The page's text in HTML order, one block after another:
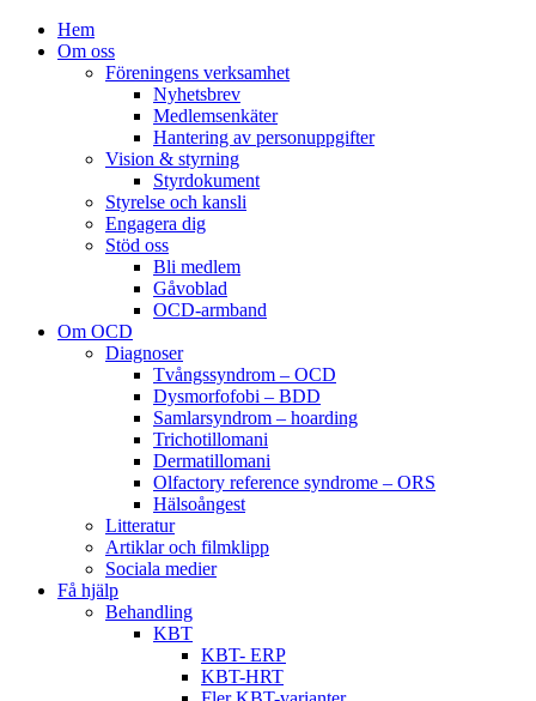
Hem
Om oss
Föreningens verksamhet
Nyhetsbrev
Medlemsenkäter
Hantering av personuppgifter
Vision & styrning
Styrdokument
Styrelse och kansli
Engagera dig
Stöd oss
Bli medlem
Gåvoblad
OCD-armband
Om OCD
Diagnoser
Tvångssyndrom – OCD
Dysmorfofobi – BDD
Samlarsyndrom – hoarding
Trichotillomani
Dermatillomani
Olfactory reference syndrome – ORS
Hälsoångest
Litteratur
Artiklar och filmklipp
Sociala medier
Få hjälp
Behandling
KBT
KBT- ERP
KBT-HRT